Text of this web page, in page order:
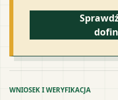
WNIOSEK I WERYFIKACJA